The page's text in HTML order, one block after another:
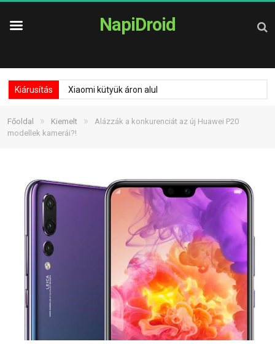
NapiDroid
Kiárusítás Xiaomi kütyük áron alul
Főoldal » Kiemelt »
Alázzák a konkurenciát az új Huawei P20
modellek kamerái?!